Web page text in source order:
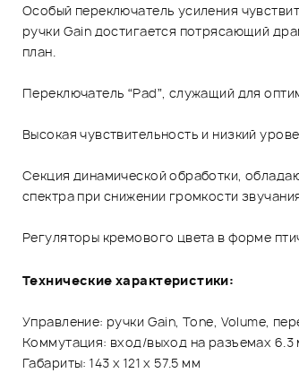
Особый переключатель усиления
ручки Gain достигается потрясающий
план.
Переключатель “Pad”, служащий для
Высокая чувствительность и низкий
Секция динамической обработки,
спектра при снижении громкости
Регуляторы кремового цвета в форме
Технические характеристики:
Управление: ручки Gain, Tone, Volume,
Коммутация: вход/выход на разъемах 6.3
Габариты: 143 х 121 х 57.5 мм